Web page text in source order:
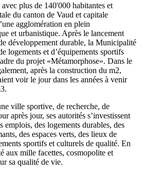
plus de 140'000 habitantes et
du canton de Vaud et capitale
agglomération en plein
et urbanistique. Après le lancement
développement durable, la Municipalité
logements et d’équipements sportifs
du projet «Métamorphose». Dans le
après la construction du m2,
voir le jour dans les années à venir
ville sportive, de recherche, de
après jour, ses autorités s’investissent
emplois, des logements durables, des
des espaces verts, des lieux de
sportifs et culturels de qualité. En
aux mille facettes, cosmopolite et
sa qualité de vie.